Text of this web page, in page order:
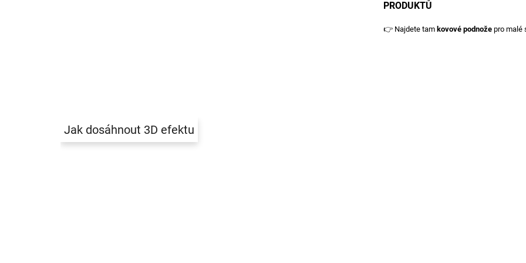
Jak dosáhnout 3D efektu
PRODUKTŮ
👉 Najdete tam kovové podnožepro malé